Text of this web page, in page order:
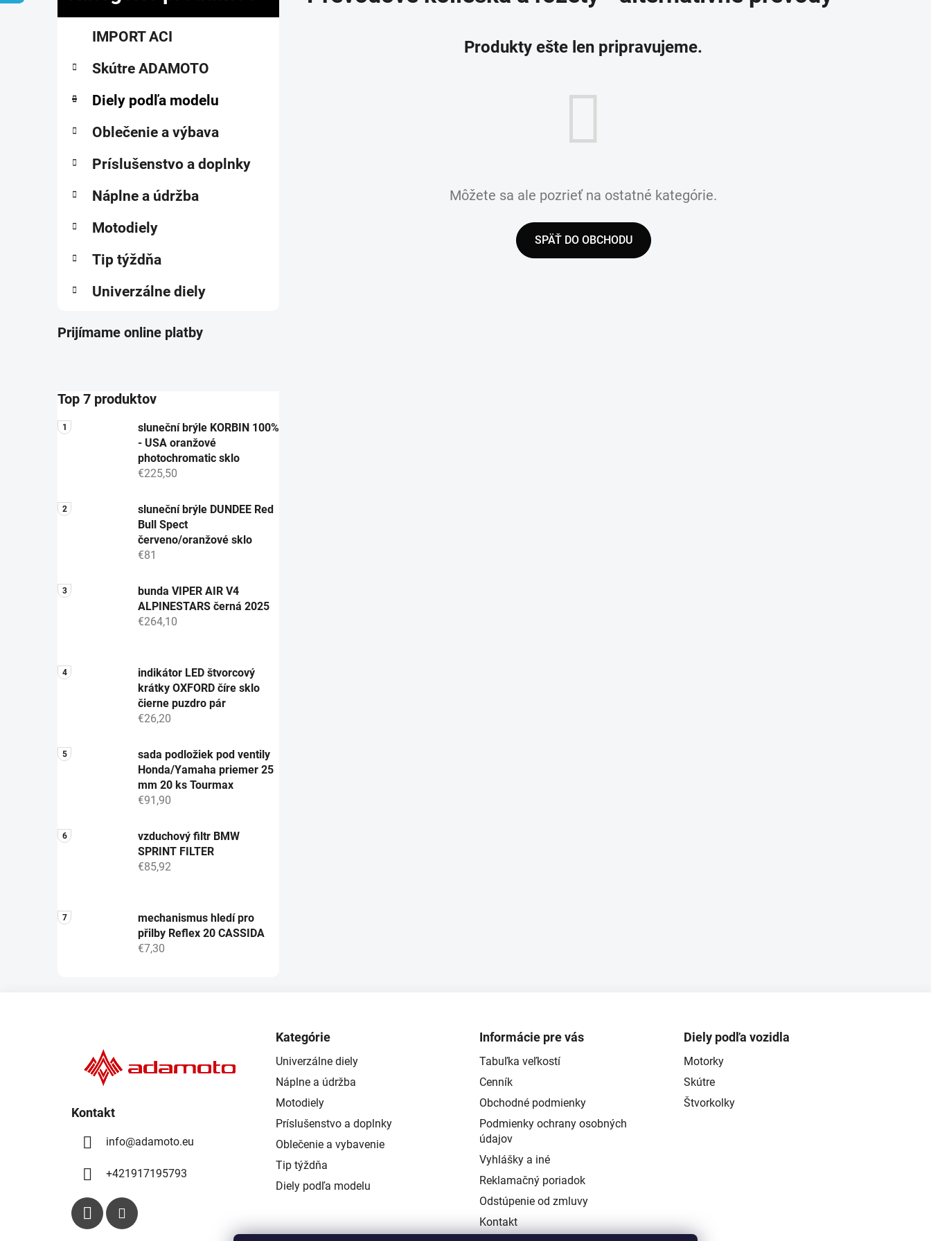
č
kategórieIMPORT ACI
Skútre ADAMOTO
Diely podľa modelu
Oblečenie a výbava
Príslušenstvo a doplnky
Náplne a údržba
Motodiely
Tip týždňa
Univerzálne diely
Prijímame online platby
Top 7 produktov
sluneční brýle KORBIN 100%
- USA oranžové
photochromatic sklo
€225,50
sluneční brýle DUNDEE Red
Bull Spect
červeno/oranžové sklo
€81
bunda VIPER AIR V4
ALPINESTARS černá 2025
€264,10
indikátor LED štvorcový
krátky OXFORD číre sklo
čierne puzdro pár
€26,20
sada podložiek pod ventily
Honda/Yamaha priemer 25
mm 20 ks Tourmax
€91,90
vzduchový filtr BMW
SPRINT FILTER
€85,92
mechanismus hledí pro
přilby Reflex 20 CASSIDA
€7,30
Produkty ešte len pripravujeme.
Môžete sa ale pozrieť na ostatné kategórie.
SPÄŤ DO OBCHODU
Kontakt
info@adamoto.eu
+421917195793
Kategórie
Univerzálne diely
Náplne a údržba
Motodiely
Príslušenstvo a doplnky
Oblečenie a vybavenie
Tip týždňa
Diely podľa modelu
Informácie pre vás
Tabuľka veľkostí
Cenník
Obchodné podmienky
Podmienky ochrany osobných
údajov
Vyhlášky a iné
Reklamačný poriadok
Odstúpenie od zmluvy
Kontakt
Diely podľa vozidla
Motorky
Skútre
Štvorkolky